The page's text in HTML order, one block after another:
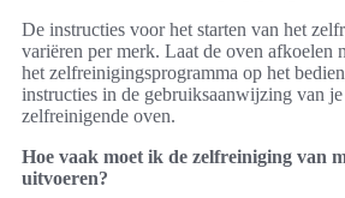
De instructies voor het starten van het
variëren per merk. Laat de oven afkoelen
het zelfreinigingsprogramma op het
instructies in de gebruiksaanwijzing van
zelfreinigende oven.
Hoe vaak moet ik de zelfreiniging van
uitvoeren?